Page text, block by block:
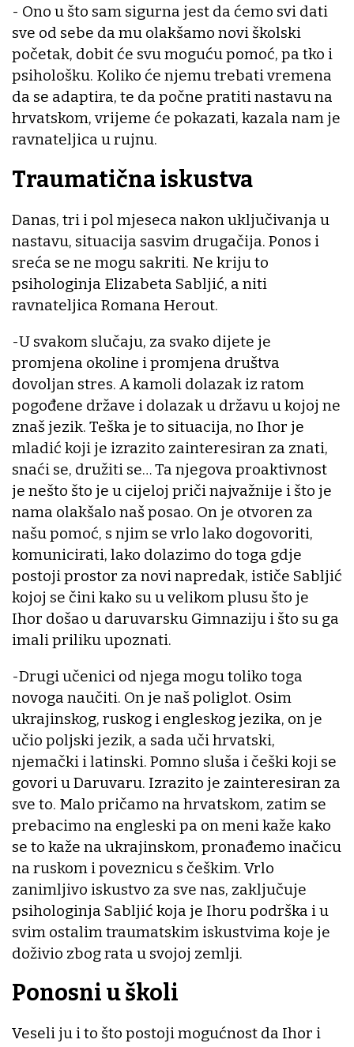
- Ono u što sam sigurna jest da ćemo svi dati
sve od sebe da mu olakšamo novi školski
početak, dobit će svu moguću pomoć, pa tko i
psihološku. Koliko će njemu trebati vremena
da se adaptira, te da počne pratiti nastavu na
hrvatskom, vrijeme će pokazati, kazala nam je
ravnateljica u rujnu.
Traumatična iskustva
Danas, tri i pol mjeseca nakon uključivanja u
nastavu, situacija sasvim drugačija. Ponos i
sreća se ne mogu sakriti. Ne kriju to
psihologinja Elizabeta Sabljić, a niti
ravnateljica Romana Herout.
-U svakom slučaju, za svako dijete je
promjena okoline i promjena društva
dovoljan stres. A kamoli dolazak iz ratom
pogođene države i dolazak u državu u kojoj ne
znaš jezik. Teška je to situacija, no Ihor je
mladić koji je izrazito zainteresiran za znati,
snaći se, družiti se… Ta njegova proaktivnost
je nešto što je u cijeloj priči najvažnije i što je
nama olakšalo naš posao. On je otvoren za
našu pomoć, s njim se vrlo lako dogovoriti,
komunicirati, lako dolazimo do toga gdje
postoji prostor za novi napredak, ističe Sabljić
kojoj se čini kako su u velikom plusu što je
Ihor došao u daruvarsku Gimnaziju i što su ga
imali priliku upoznati.
-Drugi učenici od njega mogu toliko toga
novoga naučiti. On je naš poliglot. Osim
ukrajinskog, ruskog i engleskog jezika, on je
učio poljski jezik, a sada uči hrvatski,
njemački i latinski. Pomno sluša i češki koji se
govori u Daruvaru. Izrazito je zainteresiran za
sve to. Malo pričamo na hrvatskom, zatim se
prebacimo na engleski pa on meni kaže kako
se to kaže na ukrajinskom, pronađemo inačicu
na ruskom i poveznicu s češkim. Vrlo
zanimljivo iskustvo za sve nas, zaključuje
psihologinja Sabljić koja je Ihoru podrška i u
svim ostalim traumatskim iskustvima koje je
doživio zbog rata u svojoj zemlji.
Ponosni u školi
Veseli ju i to što postoji mogućnost da Ihor i